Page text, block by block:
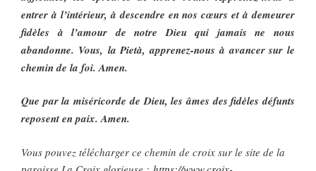
entrer à l’intérieur, à descendre en nos cœurs et à demeurer
fidèles à l’amour de notre Dieu qui jamais ne nous
abandonne. Vous, la Pietà, apprenez-nous à avancer sur le
chemin de la foi. Amen.
Que par la miséricorde de Dieu, les âmes des fidèles défunts
reposent en paix. Amen.
Vous pouvez télécharger ce chemin de croix sur le site de la